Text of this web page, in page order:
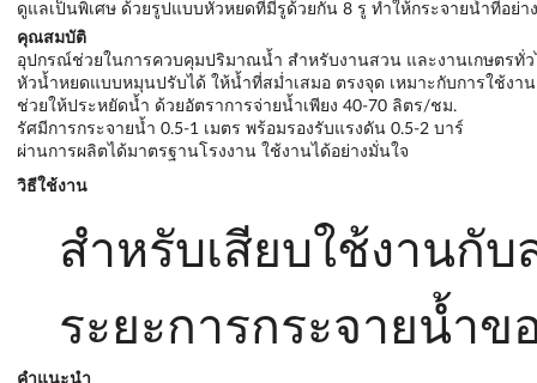
ดูแลเป็นพิเศษ ด้วยรูปแบบหัวหยดที่มีรูด้วยกัน 8 รู ทำให้กระจายน้ำที่อย่
คุณสมบัติ
อุปกรณ์ช่วยในการควบคุมปริมาณน้ำ สำหรับงานสวน และงานเกษตรทั่ว
หัวน้ำหยดแบบหมุนปรับได้ ให้น้ำที่สม่ำเสมอ ตรงจุด เหมาะกับการใช้งา
ช่วยให้ประหยัดน้ำ ด้วยอัตราการจ่ายน้ำเพียง 40-70 ลิตร/ชม.
รัศมีการกระจายน้ำ 0.5-1 เมตร พร้อมรองรับแรงดัน 0.5-2 บาร์
ผ่านการผลิตได้มาตรฐานโรงงาน ใช้งานได้อย่างมั่นใจ
วิธีใช้งาน
สำหรับเสียบใช้งานกั
ระยะการกระจายน้ำ